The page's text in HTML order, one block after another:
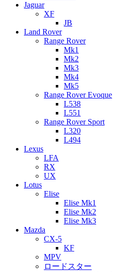
Jaguar
XF
JB
Land Rover
Range Rover
Mk1
Mk2
Mk3
Mk4
Mk5
Range Rover Evoque
L538
L551
Range Rover Sport
L320
L494
Lexus
LFA
RX
UX
Lotus
Elise
Elise Mk1
Elise Mk2
Elise Mk3
Mazda
CX-5
KF
MPV
ロードスター